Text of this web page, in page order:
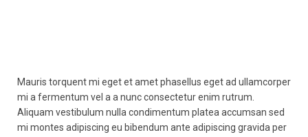
Mauris torquent mi eget et amet phasellus eget ad ullamcorper
mi a fermentum vel a a nunc consectetur enim rutrum.
Aliquam vestibulum nulla condimentum platea accumsan sed
mi montes adipiscing eu bibendum ante adipiscing gravida per